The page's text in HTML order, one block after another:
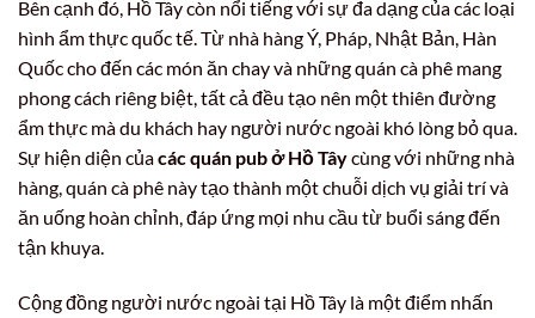
Bên cạnh đó, Hồ Tây còn nổi tiếng với sự đa dạng của các loại
hình ẩm thực quốc tế. Từ nhà hàng Ý, Pháp, Nhật Bản, Hàn
Quốc cho đến các món ăn chay và những quán cà phê mang
phong cách riêng biệt, tất cả đều tạo nên một thiên đường
ẩm thực mà du khách hay người nước ngoài khó lòng bỏ qua.
Sự hiện diện củacác quán pub ở Hồ Tâycùng với những nhà
hàng, quán cà phê này tạo thành một chuỗi dịch vụ giải trí và
ăn uống hoàn chỉnh, đáp ứng mọi nhu cầu từ buổi sáng đến
tận khuya.
Cộng đồng người nước ngoài tại Hồ Tây là một điểm nhấn